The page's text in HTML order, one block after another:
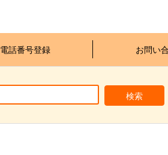
電話番号登録 お問い